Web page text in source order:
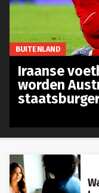
BUITENLAND
Iraanse
worden